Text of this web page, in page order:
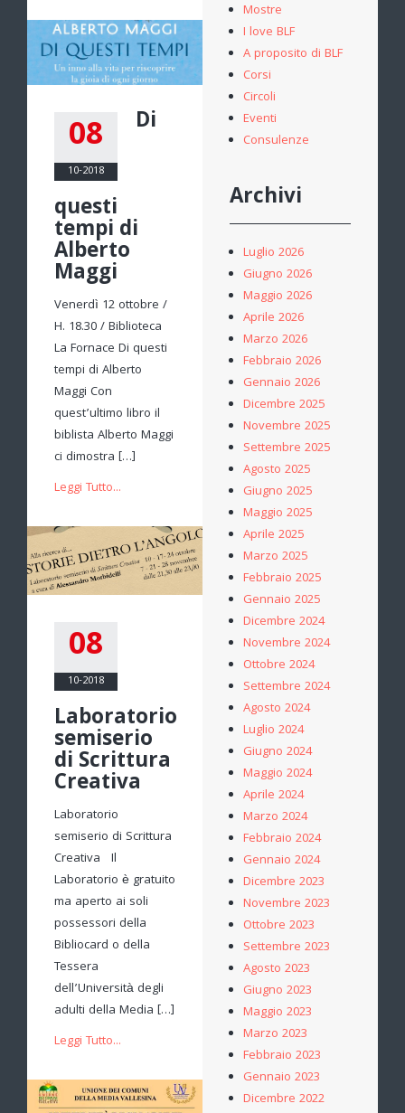
08
10-2018
Di
questi
tempi di
Alberto
Maggi
Venerdì 12 ottobre /
H. 18.30 / Biblioteca
La Fornace Di questi
tempi di Alberto
Maggi Con
quest’ultimo libro il
biblista Alberto Maggi
ci dimostra […]
Leggi Tutto...
08
10-2018
Laboratorio
semiserio
di Scrittura
Creativa
Laboratorio
semiserio di Scrittura
Creativa Il
Laboratorio è gratuito
ma aperto ai soli
possessori della
Bibliocard o della
Tessera
dell’Università degli
adulti della Media […]
Leggi Tutto...
Mostre
I love BLF
A proposito di BLF
Corsi
Circoli
Eventi
Consulenze
Archivi
Luglio 2026
Giugno 2026
Maggio 2026
Aprile 2026
Marzo 2026
Febbraio 2026
Gennaio 2026
Dicembre 2025
Novembre 2025
Settembre 2025
Agosto 2025
Giugno 2025
Maggio 2025
Aprile 2025
Marzo 2025
Febbraio 2025
Gennaio 2025
Dicembre 2024
Novembre 2024
Ottobre 2024
Settembre 2024
Agosto 2024
Luglio 2024
Giugno 2024
Maggio 2024
Aprile 2024
Marzo 2024
Febbraio 2024
Gennaio 2024
Dicembre 2023
Novembre 2023
Ottobre 2023
Settembre 2023
Agosto 2023
Giugno 2023
Maggio 2023
Marzo 2023
Febbraio 2023
Gennaio 2023
Dicembre 2022